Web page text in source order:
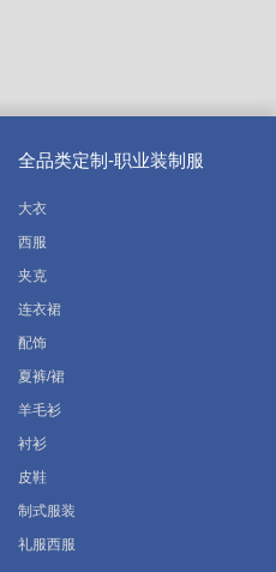
全品类定制-职业装制服
大衣
西服
夹克
连衣裙
配饰
夏裤/裙
羊毛衫
衬衫
皮鞋
制式服装
礼服西服